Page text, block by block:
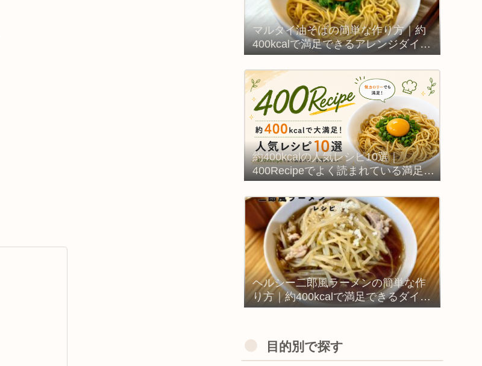
マルタイ油そばの簡単な作り方｜約
400kcalで満足できるアレンジダイエ
ットレシピ
約400kcalの人気レシピ10選｜
400Recipeでよく読まれている満足メ
ニュー
ヘルシー二郎風ラーメンの簡単な作
り方｜約400kcalで満足できるダイエ
ットレシピ
目的別で探す